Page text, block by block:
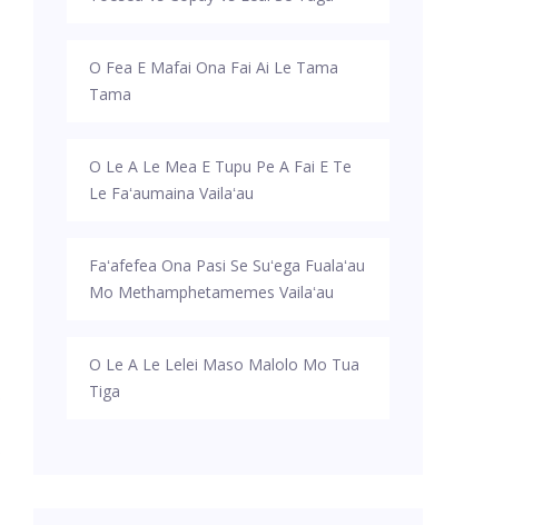
O Fea E Mafai Ona Fai Ai Le Tama
Tama
O Le A Le Mea E Tupu Pe A Fai E Te
Le Faʻaumaina Vailaʻau
Faʻafefea Ona Pasi Se Suʻega Fualaʻau
Mo Methamphetamemes Vailaʻau
O Le A Le Lelei Maso Malolo Mo Tua
Tiga